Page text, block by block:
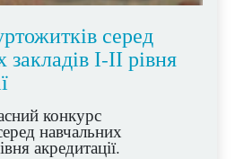
серед
І-ІІ рівня
конкурс
навчальних
акредитації.